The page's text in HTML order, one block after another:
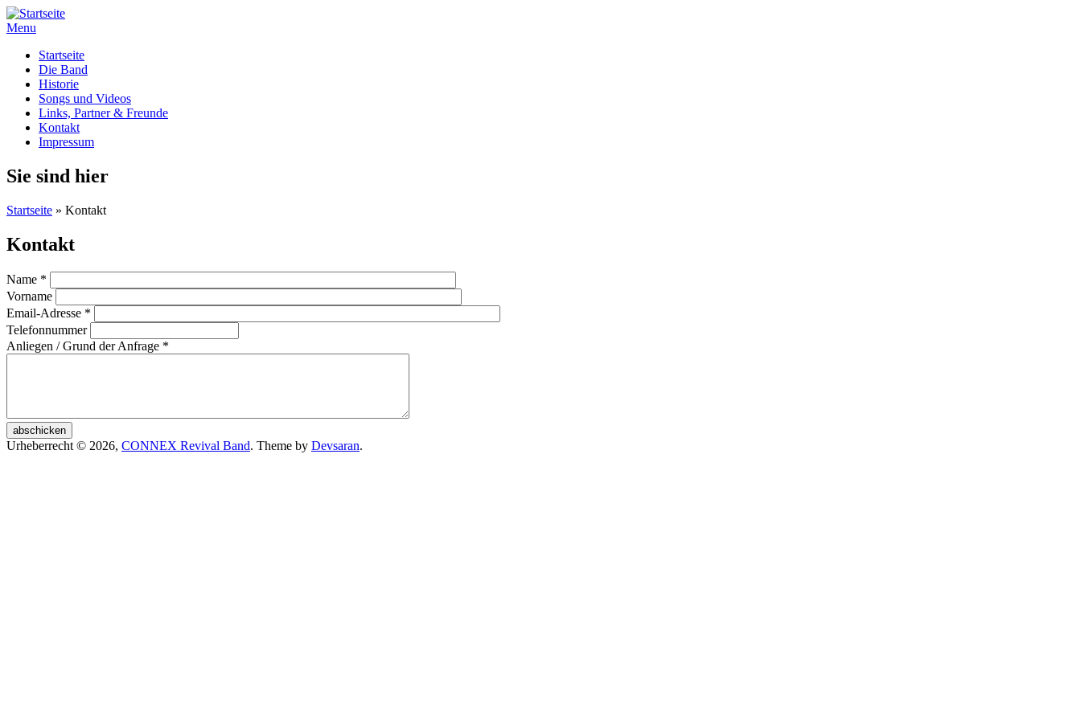
Menu
Startseite
Die Band
Historie
Songs und Videos
Links, Partner & Freunde
Kontakt
Impressum
Sie sind hier
Startseite » Kontakt
Kontakt
Name *
Vorname
Email-Adresse *
Telefonnummer
Anliegen / Grund der Anfrage *
Urheberrecht © 2026, CONNEX Revival Band. Theme by Devsaran.